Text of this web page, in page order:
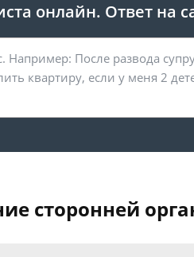
онлайн. Ответ на
сторонней